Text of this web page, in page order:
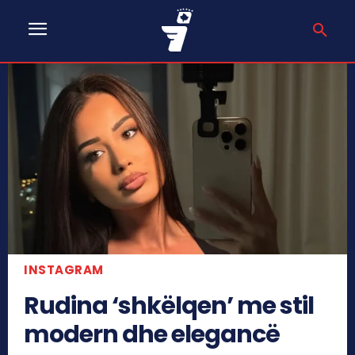
INSTAGRAM
Rudina ‘shkëlqen’ me stil
modern dhe elegancë